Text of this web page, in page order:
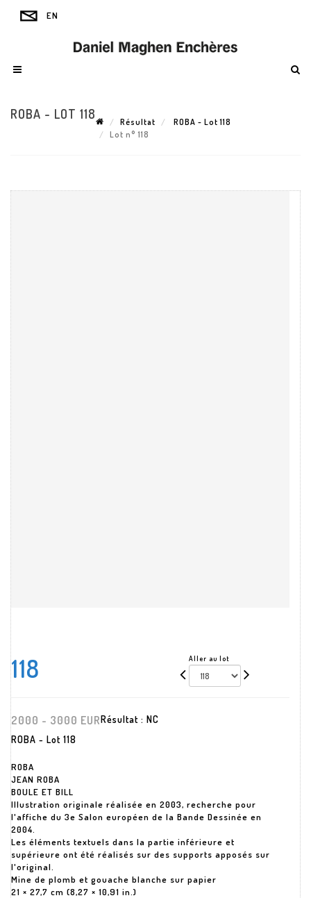
ROBA - LOT 118
Résultat
ROBA - Lot 118
Lot n° 118
118 Aller au lot
2000 - 3000 EURRésultat : NC
ROBA - Lot 118
ROBA
JEAN ROBA
BOULE ET BILL
Illustration originale réalisée en 2003, recherche pour
l'affiche du 3e Salon européen de la Bande Dessinée en
2004.
Les éléments textuels dans la partie inférieure et
supérieure ont été réalisés sur des supports apposés sur
l'original.
Mine de plomb et gouache blanche sur papier
21 × 27,7 cm (8,27 × 10,91 in.)